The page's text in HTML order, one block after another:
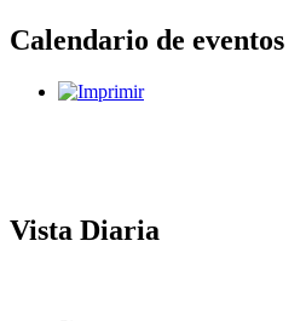
Calendario de eventos
Vista Diaria